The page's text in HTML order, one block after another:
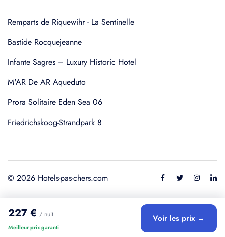
227 € / nuit
Meilleur prix garanti
Voir les prix →
Remparts de Riquewihr - La Sentinelle
Bastide Rocquejeanne
Infante Sagres – Luxury Historic Hotel
M'AR De AR Aqueduto
Prora Solitaire Eden Sea 06
Friedrichskoog-Strandpark 8
© 2026 Hotels-pas-chers.com